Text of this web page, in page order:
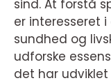
sind. At forstå
er interesseret
sundhed og
udforske
det har